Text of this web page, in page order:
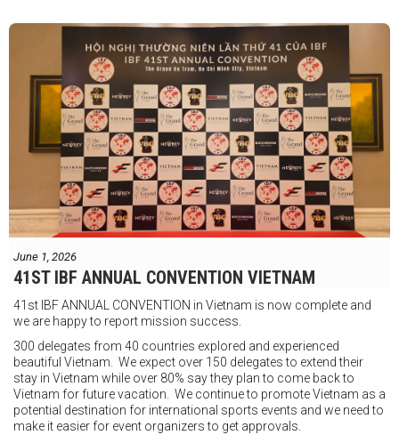
"Tôi biết mình bắt đầu sự nghiệp quyền Anh nhà nghề khá muộn, vì
vậy tôi phải trân trọng và nắm bắt mọi cơ hội đến với mình."
FIGHTS IN THE CITY
Được tổ chức bởi Jamie Myer Productions
Jesse Travers vs Fidelis Laia
Thông tin sự kiện:
Ngày: 18 tháng 7
Địa điểm: Mantra on View, Surfers Paradise, Queensland, Úc
June 1, 2026
41ST IBF ANNUAL CONVENTION VIETNAM
41st IBF ANNUAL CONVENTION in Vietnam is now complete and
we are happy to report mission success.
300 delegates from 40 countries explored and experienced
beautiful Vietnam. We expect over 150 delegates to extend their
stay in Vietnam while over 80% say they plan to come back to
Vietnam for future vacation. We continue to promote Vietnam as a
potential destination for international sports events and we need to
make it easier for event organizers to get approvals.